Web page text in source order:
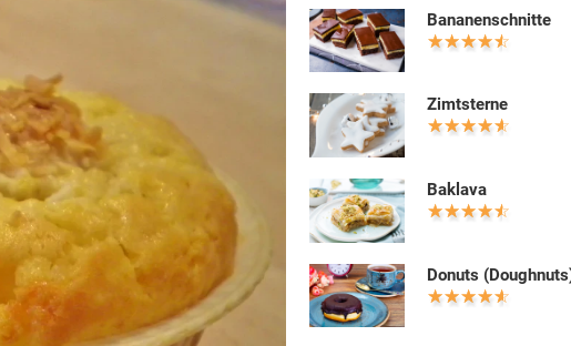
Bananenschnitte
Zimtsterne
Baklava
Donuts